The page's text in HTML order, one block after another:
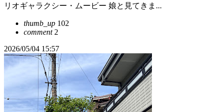
リオギャラクシー・ムービー 娘と見てきま...
thumb_up 102
comment2
2026/05/04 15:57